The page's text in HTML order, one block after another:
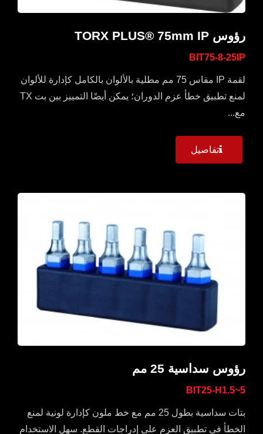
رؤوس TORX PLUS® 75mm IP
BIT75-8-25IP
لقمة IP مقاس 75 مم مطلية بالألوان بالكامل كإدارة للألوان
لمنع تطبيق خطأ عزم الدوران؛ يمكن أيضًا التمييز بين بت TX
مع...
تفاصيل
رؤوس سداسية 25 مم
BIT25-H1.5~5
بتات سداسية بطول 25 مم مع خط ملون كإدارة لونية لمنع
الخطأ في تطبيق العزم على إدراجات القطع. سهل الاستخدام